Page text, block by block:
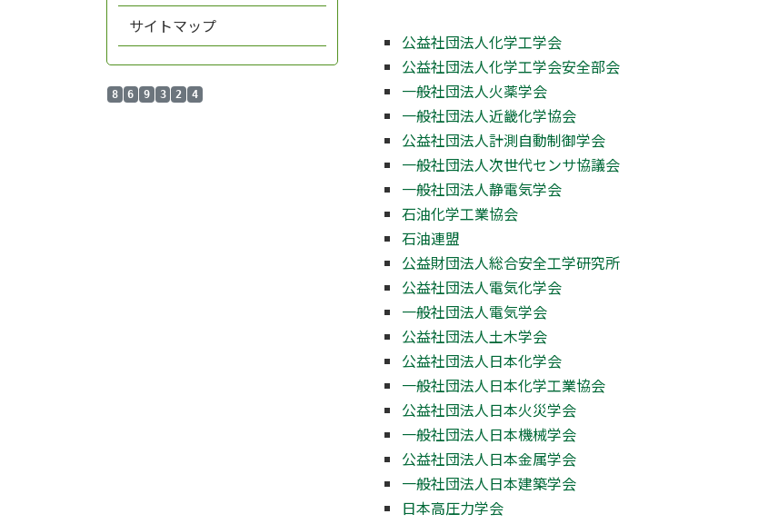
サイトマップ
8 6 9 3 2 4
公益社団法人化学工学会
公益社団法人化学工学会安全部会
一般社団法人火薬学会
一般社団法人近畿化学協会
公益社団法人計測自動制御学会
一般社団法人次世代センサ協議会
一般社団法人静電気学会
石油化学工業協会
石油連盟
公益財団法人総合安全工学研究所
公益社団法人電気化学会
一般社団法人電気学会
公益社団法人土木学会
公益社団法人日本化学会
一般社団法人日本化学工業協会
公益社団法人日本火災学会
一般社団法人日本機械学会
公益社団法人日本金属学会
一般社団法人日本建築学会
日本高圧力学会